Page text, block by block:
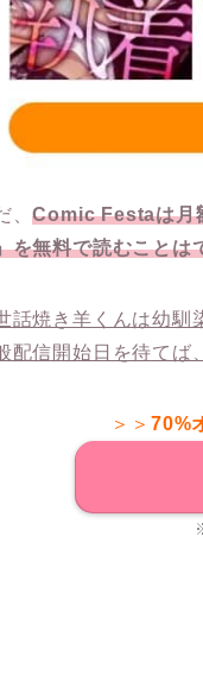
、Comic Festaは月
を無料で読むことは
話焼き羊くんは幼
配信開始日を待てば
＞＞ 70%